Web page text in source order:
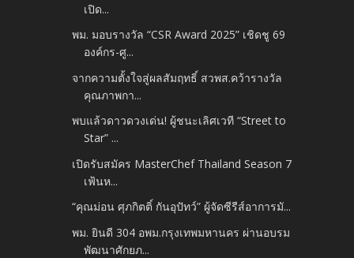
เปิด...
พม. มอบรางวัล “CSR Award 2025” เชิดชู 69
องค์กร-ศู...
จากความตั้งใจสู่ผลสัมฤทธิ์ สวพส.คว้ารางวัล
คุณภาพกา...
พบแล้วดาวดวงเด่น! ผู้ชนะเลิศเวที “Street to
Star” ...
เปิดรับสมัคร MasterChef Thailand Season 7
เฟ้นห...
“คุณม่อน ศุภกิตติ์ กันอุปัทว์” ผู้จัดซีรีส์อาการมั...
พม. ยินดี 304 อพม.กรุงเทพมหานคร ผ่านอบรม
พัฒนาศักยภ...